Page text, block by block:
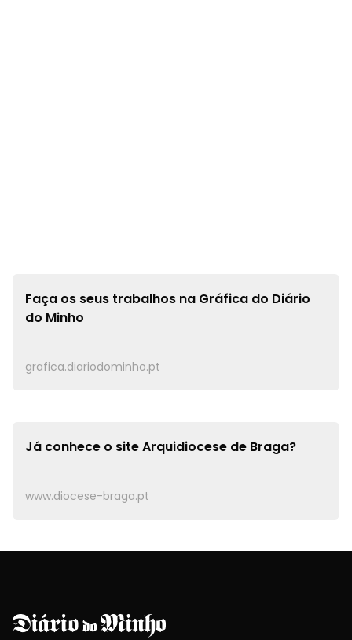
Faça os seus trabalhos na Gráfica do Diário
do Minho
grafica.diariodominho.pt
Já conhece o siteArquidiocese de Braga?
www.diocese-braga.pt